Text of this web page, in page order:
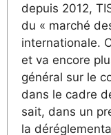
depuis 2012,
du « marché
internationale.
et va encore
général sur le
dans le cadre
sait, dans un
la